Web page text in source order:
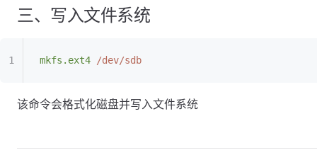
三、写入文件系统
mkfs.ext4 /dev/sdb
该命令会格式化磁盘并写入文件系统